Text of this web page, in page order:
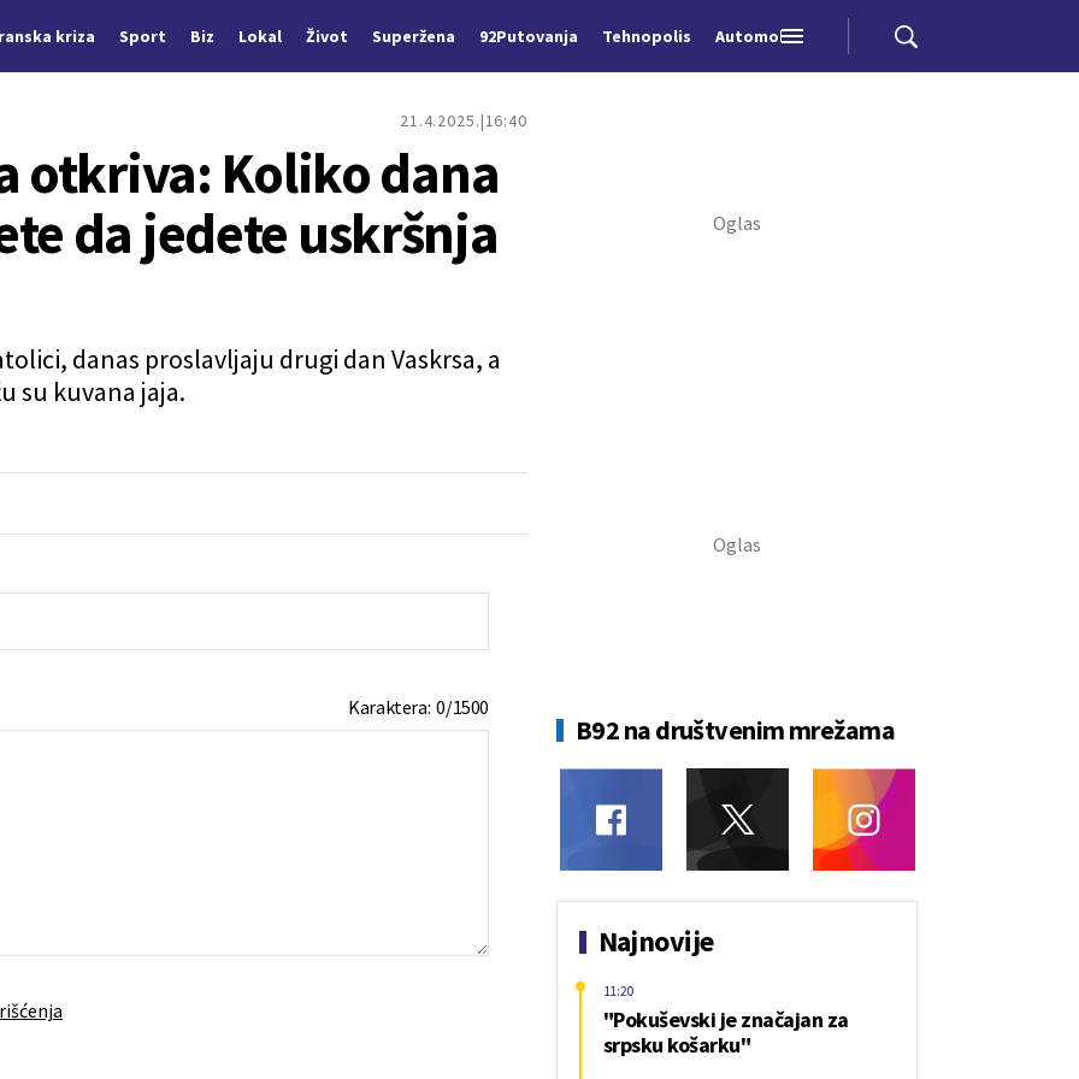
kriza Sport Biz Lokal Život Superžena 92Putovanja Tehnopolis Automobili
21.4.2025. 16:40
Koliko dana
da jedete uskršnja
danas proslavljaju drugi dan Vaskrsa, a
su kuvana jaja.
Karaktera:0/1500
B92 na društvenim mrežama
Najnovije
"Pokuševski je značajan za
srpsku košarku"
11:20